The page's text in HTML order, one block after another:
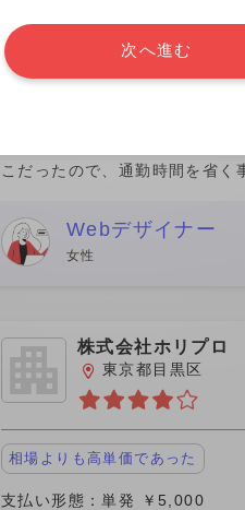
仕事の内容が面白い、キャリアア
支払い形態：単発 ￥50,000
こだったので、通勤時間を省く
た。これからもっともっとリモ
していけば満員電車に乗車
Webデザイナー
女性
株式会社ホリプロ
東京都目黒区
相場よりも高単価であった
支払い形態：単発 ￥5,000
次へ進む